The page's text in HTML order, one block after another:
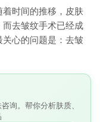
着时间的推移，皮肤
去皱纹手术已经成
心的问题是：去皱
询。帮你分析肤质、